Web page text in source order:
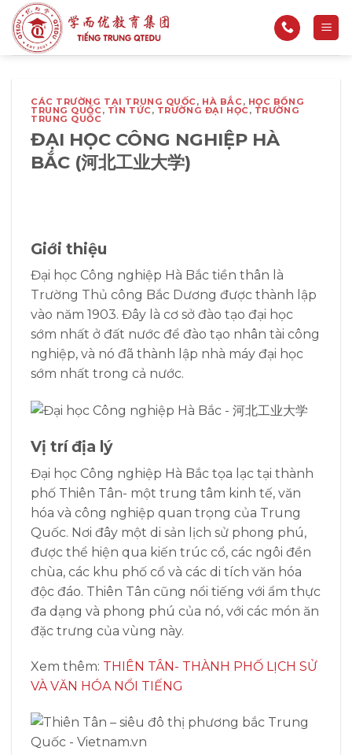
qua
nội
CÁC TRƯỜNG TẠI TRUNG QUỐC, HÀ BẮC, HỌC BỔNG
TRUNG QUỐC, TIN TỨC, TRƯỜNG ĐẠI HỌC, TRƯỜNG
TRUNG QUỐC
ĐẠI HỌC CÔNG NGHIỆP HÀ
BẮC (河北工业大学)
Giới thiệu
Đại học Công nghiệp Hà Bắc tiền thân là
Trường Thủ công Bắc Dương được thành lập
vào năm 1903. Đây là cơ sở đào tạo đại học
sớm nhất ở đất nước để đào tạo nhân tài công
nghiệp, và nó đã thành lập nhà máy đại học
sớm nhất trong cả nước.
Vị trí địa lý
Đại học Công nghiệp Hà Bắc tọa lạc tại thành
phố Thiên Tân- một trung tâm kinh tế, văn
hóa và công nghiệp quan trọng của Trung
Quốc. Nơi đây một di sản lịch sử phong phú,
được thể hiện qua kiến trúc cổ, các ngôi đền
chùa, các khu phố cổ và các di tích văn hóa
độc đáo. Thiên Tân cũng nổi tiếng với ẩm thực
đa dạng và phong phú của nó, với các món ăn
đặc trưng của vùng này.
Xem thêm: THIÊN TÂN- THÀNH PHỐ LỊCH SỬ
VÀ VĂN HÓA NỔI TIẾNG